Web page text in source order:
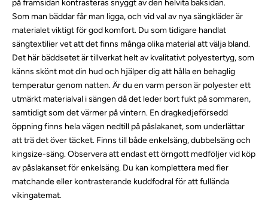
på framsidan kontrasteras snyggt av den helvita baksidan.
Som man bäddar får man ligga, och vid val av nya sängkläder är
materialet viktigt för god komfort. Du som tidigare handlat
sängtextilier vet att det finns många olika material att välja bland.
Det här bäddsetet är tillverkat helt av kvalitativt polyestertyg, som
känns skönt mot din hud och hjälper dig att hålla en behaglig
temperatur genom natten. Är du en varm person är polyester ett
utmärkt materialval i sängen då det leder bort fukt på sommaren,
samtidigt som det värmer på vintern. En dragkedjeförsedd
öppning finns hela vägen nedtill på påslakanet, som underlättar
att trä det över täcket. Finns till både enkelsäng, dubbelsäng och
kingsize-säng. Observera att endast ett örngott medföljer vid köp
av påslakanset för enkelsäng. Du kan komplettera med fler
matchande eller kontrasterande kuddfodral för att fullända
vikingatemat.